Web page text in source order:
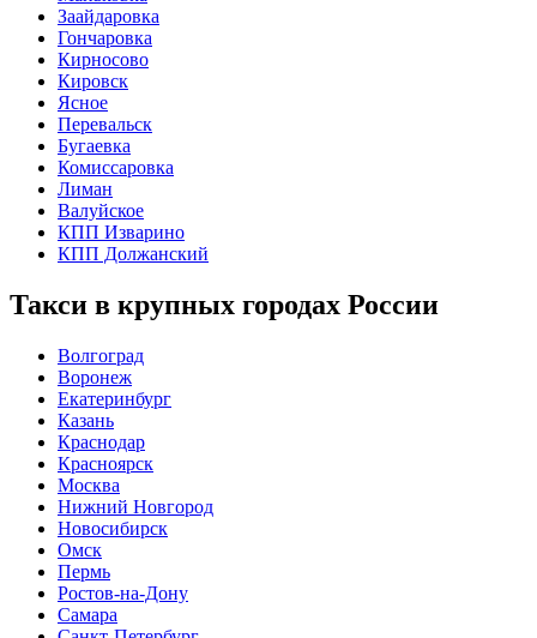
Заайдаровка
Гончаровка
Кирносово
Кировск
Ясное
Перевальск
Бугаевка
Комиссаровка
Лиман
Валуйское
КПП Изварино
КПП Должанский
Такси в крупных городах России
Волгоград
Воронеж
Екатеринбург
Казань
Краснодар
Красноярск
Москва
Нижний Новгород
Новосибирск
Омск
Пермь
Ростов-на-Дону
Самара